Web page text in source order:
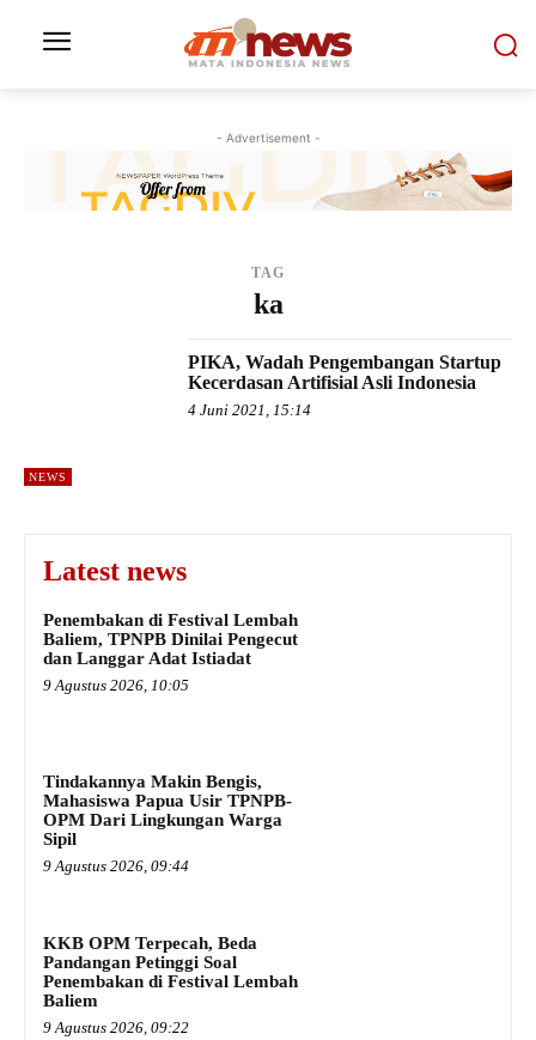
- Advertisement -
TAG
ka
NEWS
PIKA, Wadah Pengembangan Startup
Kecerdasan Artifisial Asli Indonesia
4 Juni 2021, 15:14
Latest news
Penembakan di Festival Lembah
Baliem, TPNPB Dinilai Pengecut
dan Langgar Adat Istiadat
9 Agustus 2026, 10:05
Tindakannya Makin Bengis,
Mahasiswa Papua Usir TPNPB-
OPM Dari Lingkungan Warga
Sipil
9 Agustus 2026, 09:44
KKB OPM Terpecah, Beda
Pandangan Petinggi Soal
Penembakan di Festival Lembah
Baliem
9 Agustus 2026, 09:22